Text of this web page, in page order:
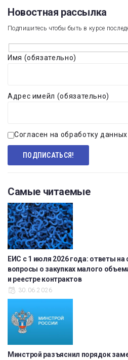
Новостная рассылка​
Подпишитесь чтобы быть в курсе
Имя (обязательно)
Адрес имейл (обязательно)
Согласен на обработку данных
Самые читаемые
ЕИС с 1 июля 2026 года: ответы
вопросы о закупках малого
и реестре контрактов
30.06.2026
Минстрой разъяснил порядок